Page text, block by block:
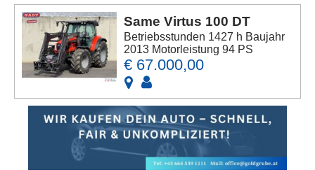
Same Virtus 100 DT
Betriebsstunden 1427 h Baujahr
2013 Motorleistung 94 PS
€ 67.000,00